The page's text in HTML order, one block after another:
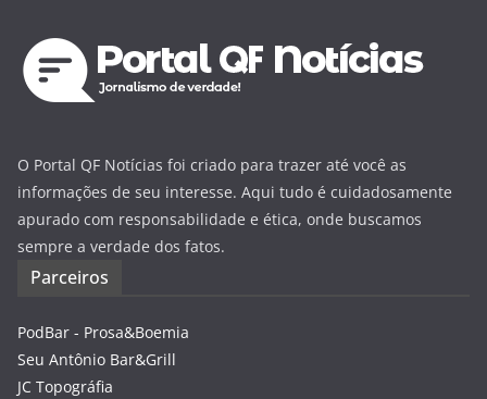
O Portal QF Notícias foi criado para trazer até você as
informações de seu interesse. Aqui tudo é cuidadosamente
apurado com responsabilidade e ética, onde buscamos
sempre a verdade dos fatos.
Parceiros
PodBar - Prosa&Boemia
Seu Antônio Bar&Grill
JC Topográfia